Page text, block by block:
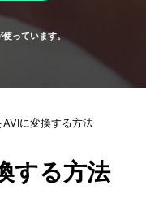
使っています。
AVIに変換する方法
する方法